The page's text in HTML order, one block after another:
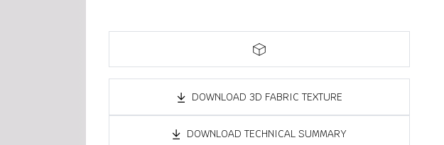
DOWNLOAD 3D FABRIC TEXTURE
DOWNLOAD TECHNICAL SUMMARY